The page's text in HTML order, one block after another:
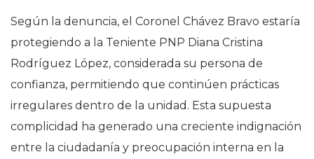
Según la denuncia, el Coronel Chávez Bravo estaría
protegiendo a la Teniente PNP Diana Cristina
Rodríguez López, considerada su persona de
confianza, permitiendo que continúen prácticas
irregulares dentro de la unidad. Esta supuesta
complicidad ha generado una creciente indignación
entre la ciudadanía y preocupación interna en la